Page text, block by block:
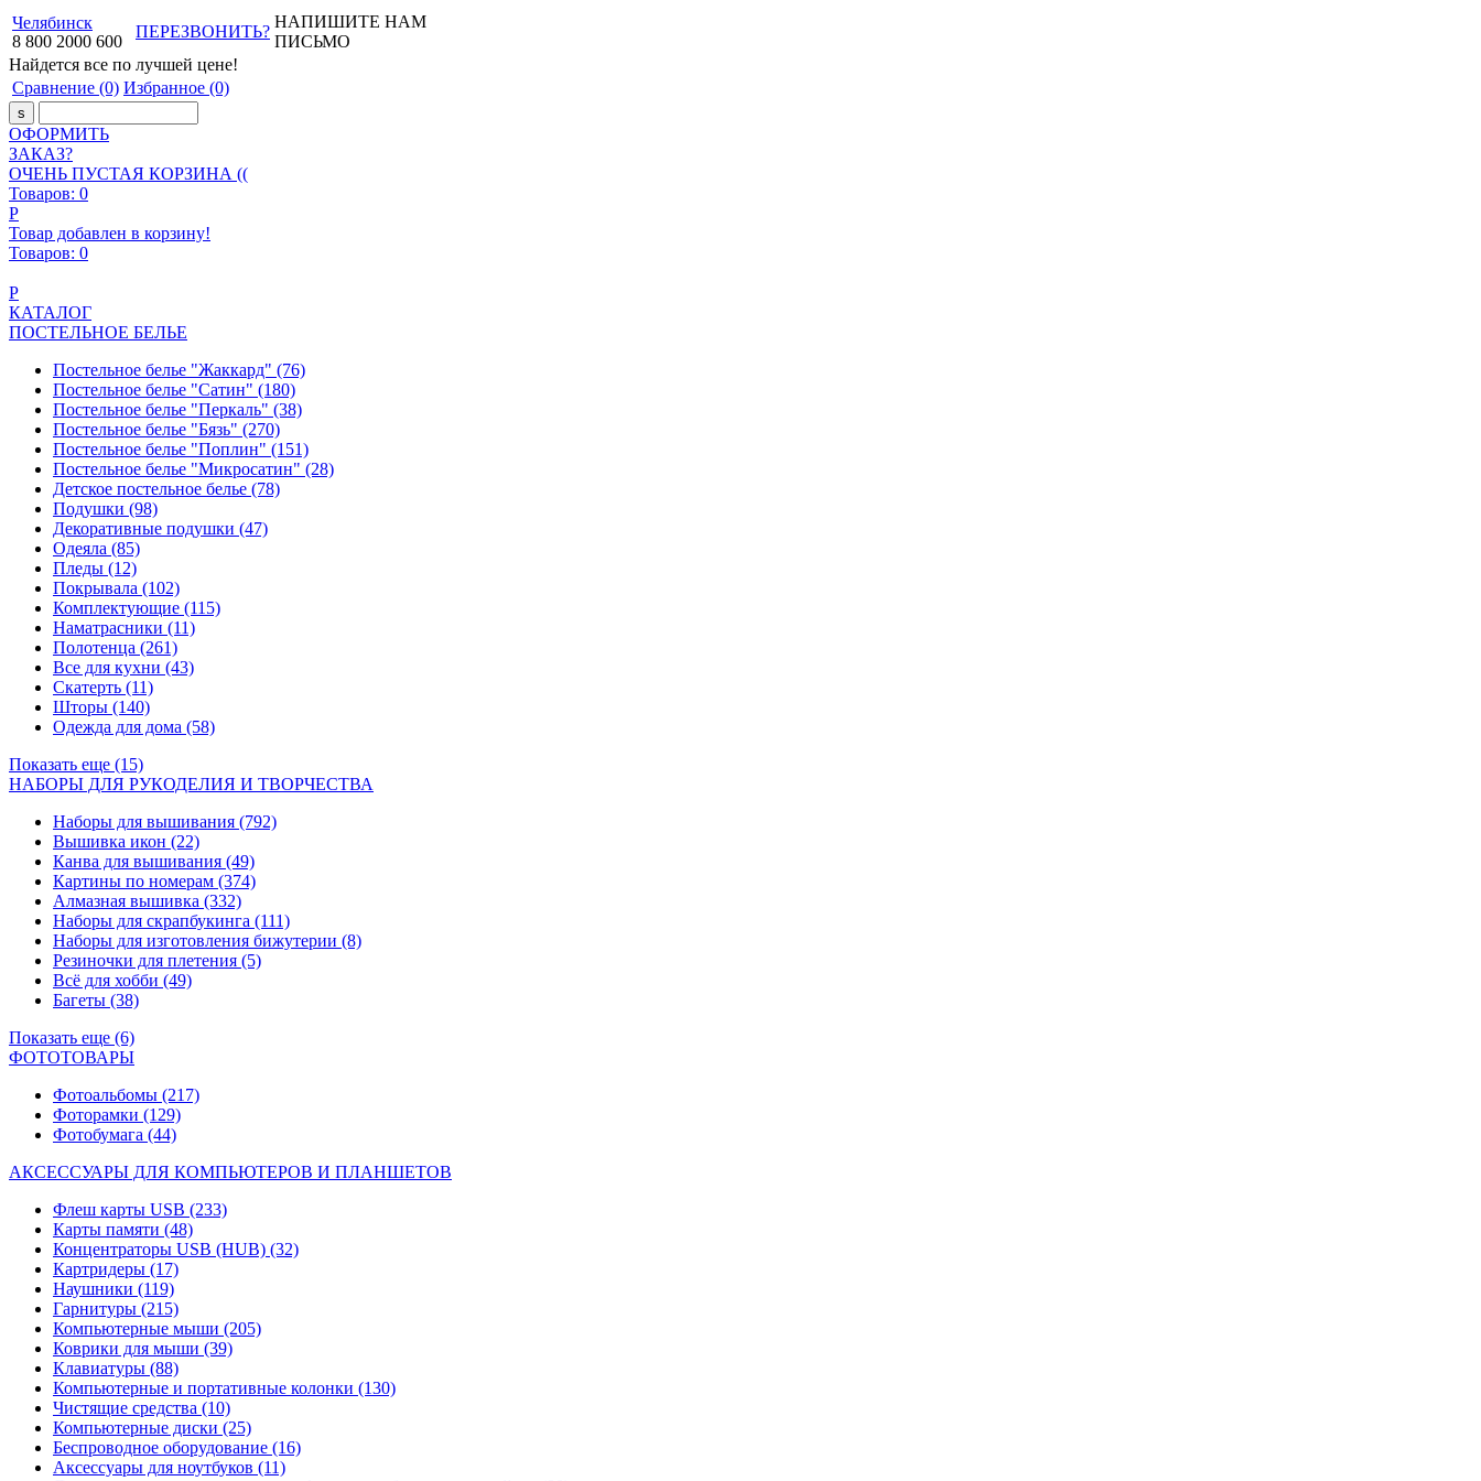
Челябинск
8 800 2000 600
ПЕРЕЗВОНИТЬ?
НАПИШИТЕ НАМ
ПИСЬМО
Найдется все по лучшей цене!
Сравнение (0) Избранное (0)
ОФОРМИТЬ
ЗАКАЗ?
ОЧЕНЬ ПУСТАЯ КОРЗИНА ((
Товаров: 0
Р
Товар добавлен в корзину!
Товаров: 0
Р
КАТАЛОГ
ПОСТЕЛЬНОЕ БЕЛЬЕ
Постельное белье "Жаккард" (76)
Постельное белье "Сатин" (180)
Постельное белье "Перкаль" (38)
Постельное белье "Бязь" (270)
Постельное белье "Поплин" (151)
Постельное белье "Микросатин" (28)
Детское постельное белье (78)
Подушки (98)
Декоративные подушки (47)
Одеяла (85)
Пледы (12)
Покрывала (102)
Комплектующие (115)
Наматрасники (11)
Полотенца (261)
Все для кухни (43)
Скатерть (11)
Шторы (140)
Одежда для дома (58)
Показать еще (15)
НАБОРЫ ДЛЯ РУКОДЕЛИЯ И ТВОРЧЕСТВА
Наборы для вышивания (792)
Вышивка икон (22)
Канва для вышивания (49)
Картины по номерам (374)
Алмазная вышивка (332)
Наборы для скрапбукинга (111)
Наборы для изготовления бижутерии (8)
Резиночки для плетения (5)
Всё для хобби (49)
Багеты (38)
Показать еще (6)
ФОТОТОВАРЫ
Фотоальбомы (217)
Фоторамки (129)
Фотобумага (44)
АКСЕССУАРЫ ДЛЯ КОМПЬЮТЕРОВ И ПЛАНШЕТОВ
Флеш карты USB (233)
Карты памяти (48)
Концентраторы USB (HUB) (32)
Картридеры (17)
Наушники (119)
Гарнитуры (215)
Компьютерные мыши (205)
Коврики для мыши (39)
Клавиатуры (88)
Компьютерные и портативные колонки (130)
Чистящие средства (10)
Компьютерные диски (25)
Беспроводное оборудование (16)
Аксессуары для ноутбуков (11)